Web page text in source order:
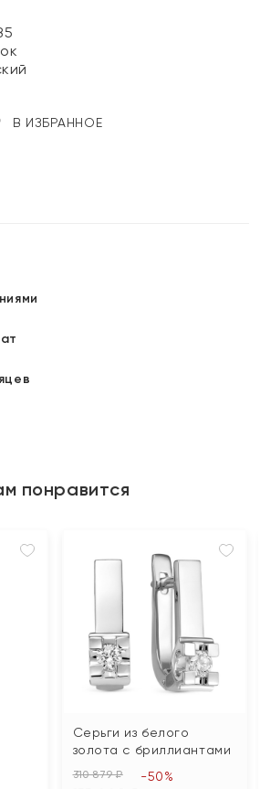
В ИЗБРАННОЕ
понравится
Серьги из белого
золота с бриллиантами
310 879 ₽ -50%